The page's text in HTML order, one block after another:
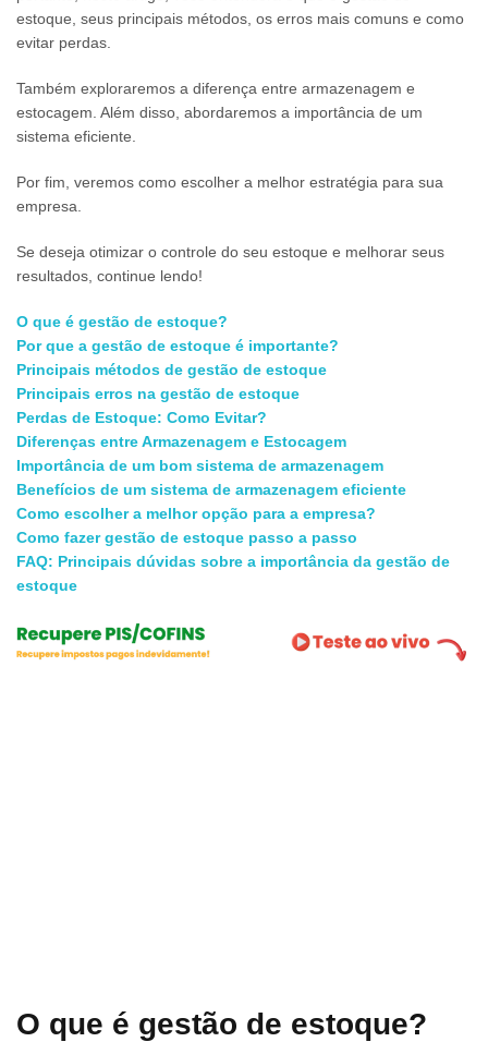
estoque, seus principais métodos, os erros mais comuns e como
evitar perdas.
Também exploraremos a diferença entre armazenagem e
estocagem. Além disso, abordaremos a importância de um
sistema eficiente.
Por fim, veremos como escolher a melhor estratégia para sua
empresa.
Se deseja otimizar o controle do seu estoque e melhorar seus
resultados, continue lendo!
O que é gestão de estoque?
Por que a gestão de estoque é importante?
Principais métodos de gestão de estoque
Principais erros na gestão de estoque
Perdas de Estoque: Como Evitar?
Diferenças entre Armazenagem e Estocagem
Importância de um bom sistema de armazenagem
Benefícios de um sistema de armazenagem eficiente
Como escolher a melhor opção para a empresa?
Como fazer gestão de estoque passo a passo
FAQ: Principais dúvidas sobre a importância da gestão de
estoque
O que é gestão de estoque?